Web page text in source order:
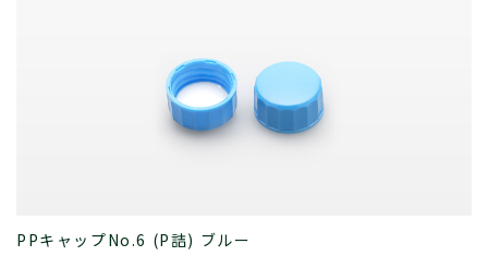
PPキャップNo.6 (P詰) ブルー